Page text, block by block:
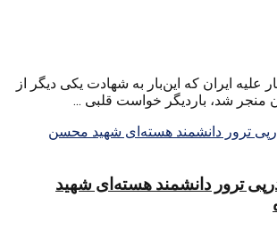
علیه ایران که این‌بار به شهادت یکی دیگر از
منجر شد، باردیگر خواست قلبی ...
درپی ترور دانشمند هسته‌ای شهید